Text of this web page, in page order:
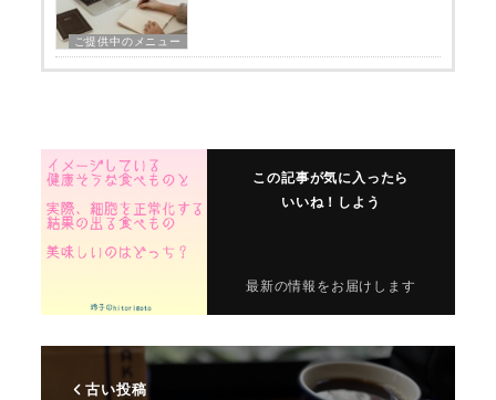
ご提供中のメニュー
この記事が気に入ったら
いいね！しよう
最新の情報をお届けします
古い投稿